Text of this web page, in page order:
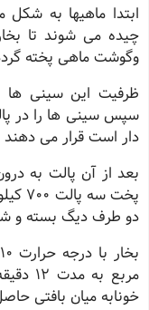
ابتدا ماهیها به
چیده مى شوند تا
وگوشت ماهى پخته
سپس سینى ها را در
دار است قرار مى
بعد از آن پالت به
پخت
دو طرف دیگ بسته و
مربع
خونابه میان بافتى